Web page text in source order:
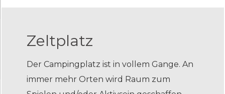
Zeltplatz
Der Campingplatz ist in vollem Gange. An
immer mehr Orten wird Raum zum